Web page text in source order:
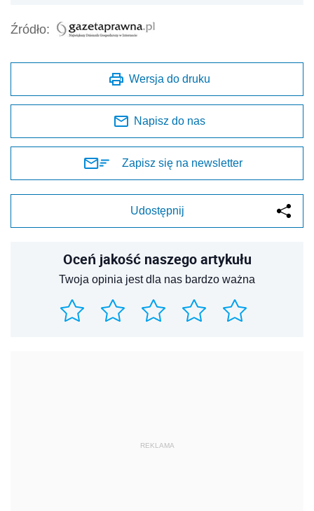
Źródło:
Wersja do druku
Napisz do nas
Zapisz się na newsletter
Udostępnij
Oceń jakość naszego artykułu
Twoja opinia jest dla nas bardzo ważna
REKLAMA